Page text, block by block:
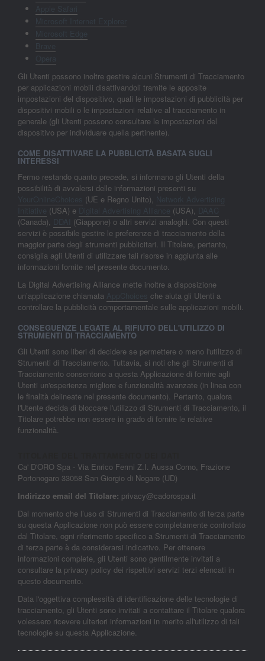
Gli Utenti possono inoltre gestire alcuni Strumenti di Tracciamento
per applicazioni mobili disattivandoli tramite le apposite
impostazioni del dispositivo, quali le impostazioni di pubblicità per
dispositivi mobili o le impostazioni relative al tracciamento in
generale (gli Utenti possono consultare le impostazioni del
dispositivo per individuare quella pertinente).
COME DISATTIVARE LA PUBBLICITÀ BASATA SUGLI
INTERESSI
Fermo restando quanto precede, si informano gli Utenti della
possibilità di avvalersi delle informazioni presenti su
(UE e Regno Unito),
(USA) e (USA),
(Canada),
(Giappone) o altri servizi analoghi. Con questi
servizi è possibile gestire le preferenze di tracciamento della
maggior parte degli strumenti pubblicitari. Il Titolare, pertanto,
consiglia agli Utenti di utilizzare tali risorse in aggiunta alle
informazioni fornite nel presente documento.
La Digital Advertising Alliance mette inoltre a disposizione
un’applicazione chiamata
che aiuta gli Utenti a
controllare la pubblicità comportamentale sulle applicazioni mobili.
CONSEGUENZE LEGATE AL RIFIUTO DELL'UTILIZZO DI
STRUMENTI DI TRACCIAMENTO
Gli Utenti sono liberi di decidere se permettere o meno l'utilizzo di
Strumenti di Tracciamento. Tuttavia, si noti che gli Strumenti di
Tracciamento consentono a questa Applicazione di fornire agli
Utenti un'esperienza migliore e funzionalità avanzate (in linea con
le finalità delineate nel presente documento). Pertanto, qualora
l'Utente decida di bloccare l'utilizzo di Strumenti di Tracciamento, il
Titolare potrebbe non essere in grado di fornire le relative
funzionalità.
Ca' D'ORO Spa - Via Enrico Fermi Z.I. Aussa Corno, Frazione
Portonogaro 33058 San Giorgio di Nogaro (UD)
Indirizzo email del Titolare: privacy@cadorospa.it
Dal momento che l’uso di Strumenti di Tracciamento di terza parte
su questa Applicazione non può essere completamente controllato
dal Titolare, ogni riferimento specifico a Strumenti di Tracciamento
di terza parte è da considerarsi indicativo. Per ottenere
informazioni complete, gli Utenti sono gentilmente invitati a
consultare la privacy policy dei rispettivi servizi terzi elencati in
questo documento.
Data l'oggettiva complessità di identificazione delle tecnologie di
tracciamento, gli Utenti sono invitati a contattare il Titolare qualora
volessero ricevere ulteriori informazioni in merito all'utilizzo di tali
tecnologie su questa Applicazione.